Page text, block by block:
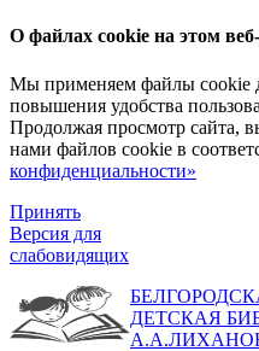
О файлах cookie на этом
Мы применяем файлы cookie
повышения удобства
Продолжая просмотр сайта,
нами файлов cookie в
конфиденциальности»
Принять
Версия для
слабовидящих
ДЕТСКАЯ